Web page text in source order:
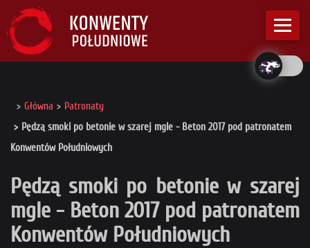
Główna
Patronaty
Pędzą smoki po betonie w szarej mgle - Beton 2017 pod patronatem
Konwentów Południowych
Pędzą smoki po betonie w szarej
mgle - Beton 2017 pod patronatem
Konwentów Południowych